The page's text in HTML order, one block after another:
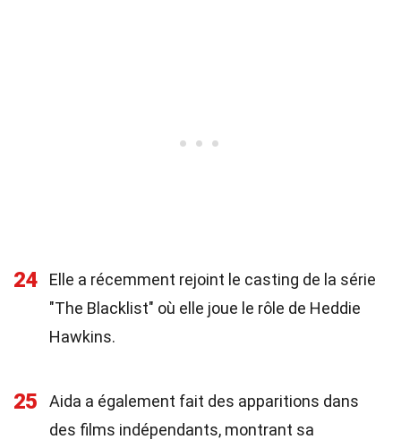
24
Elle a récemment rejoint le casting de la série
"The Blacklist" où elle joue le rôle de Heddie
Hawkins.
25
Aida a également fait des apparitions dans
des films indépendants, montrant sa